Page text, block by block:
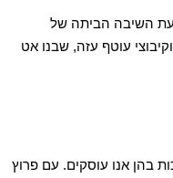
עת החלה תנועת השיבה הביתה של
עוטף עזה, שבנו אט
בהן אנו עוסקים. עם פרוץ